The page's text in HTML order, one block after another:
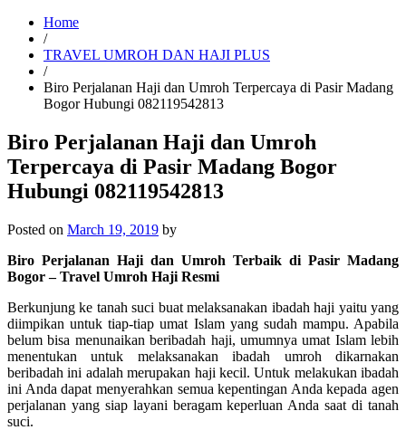
Home
/
TRAVEL UMROH DAN HAJI PLUS
/
Biro Perjalanan Haji dan Umroh Terpercaya di Pasir Madang
Bogor Hubungi 082119542813
Biro Perjalanan Haji dan Umroh
Terpercaya di Pasir Madang Bogor
Hubungi 082119542813
Posted on March 19, 2019 by
Biro Perjalanan Haji dan Umroh Terbaik di Pasir Madang
Bogor – Travel Umroh Haji Resmi
Berkunjung ke tanah suci buat melaksanakan ibadah haji yaitu yang
diimpikan untuk tiap-tiap umat Islam yang sudah mampu. Apabila
belum bisa menunaikan beribadah haji, umumnya umat Islam lebih
menentukan untuk melaksanakan ibadah umroh dikarnakan
beribadah ini adalah merupakan haji kecil. Untuk melakukan ibadah
ini Anda dapat menyerahkan semua kepentingan Anda kepada agen
perjalanan yang siap layani beragam keperluan Anda saat di tanah
suci.